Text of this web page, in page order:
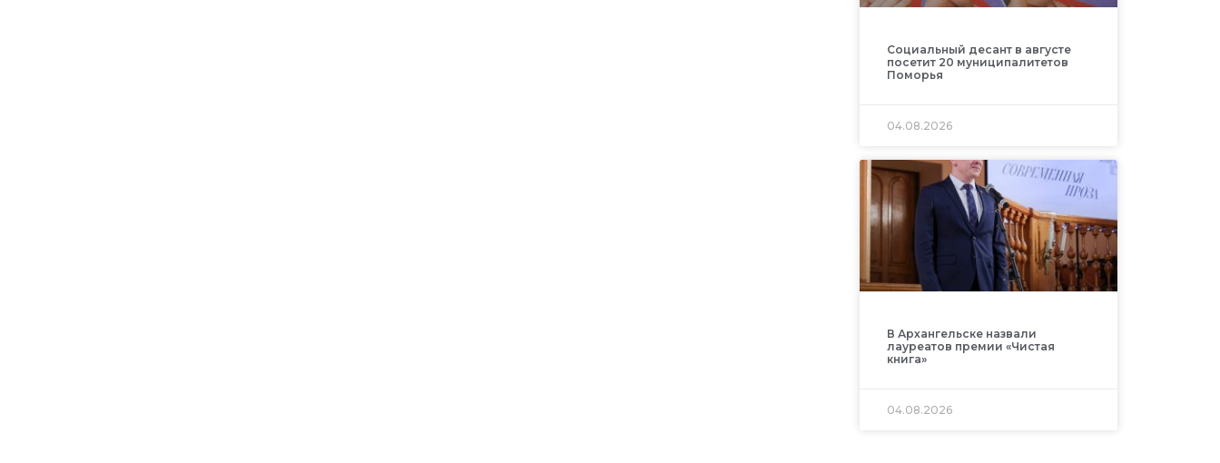
Социальный десант в августе
посетит 20 муниципалитетов
Поморья
04.08.2026
В Архангельске назвали
лауреатов премии «Чистая
книга»
04.08.2026